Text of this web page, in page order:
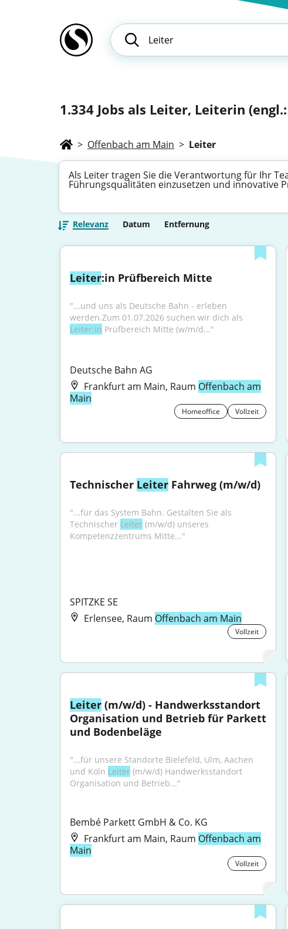
1.334 Jobs als Leiter, Leiterin
> Offenbach am Main > Leiter
Als Leiter tragen Sie die Verantwortung für Ihr
Führungsqualitäten einzusetzen und innovative
Relevanz Datum Entfernung
Leiter:in Prüfbereich Mitte
"...und uns als Deutsche Bahn - erleben
Leiter:in Prüfbereich Mitte (w/m/d..."
Deutsche Bahn AG
Frankfurt am Main, Raum Offenbach am
Main
Homeoffice Vollzeit
Technischer Leiter Fahrweg (m/w/d)
"...für das System Bahn. Gestalten Sie als
Technischer Leiter (m/w/d) unseres
Kompetenzzentrums Mitte..."
SPITZKE SE
Erlensee, Raum Offenbach am Main
Vollzeit
Leiter (m/w/d) - Handwerksstandort
Organisation und Betrieb für Parkett
und Bodenbeläge
"...für unsere Standorte Bielefeld, Ulm, Aachen
und Köln Leiter (m/w/d) Handwerksstandort
Organisation und Betrieb..."
Bembé Parkett GmbH & Co. KG
Frankfurt am Main, Raum Offenbach am
Main
Vollzeit